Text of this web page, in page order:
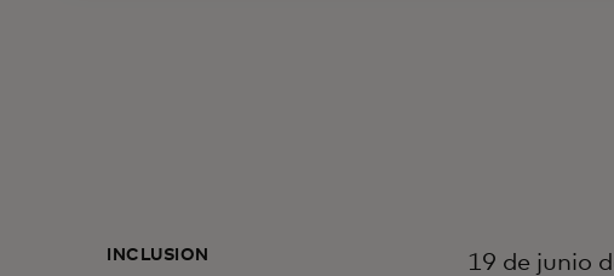
INCLUSIÓN 19 de junio